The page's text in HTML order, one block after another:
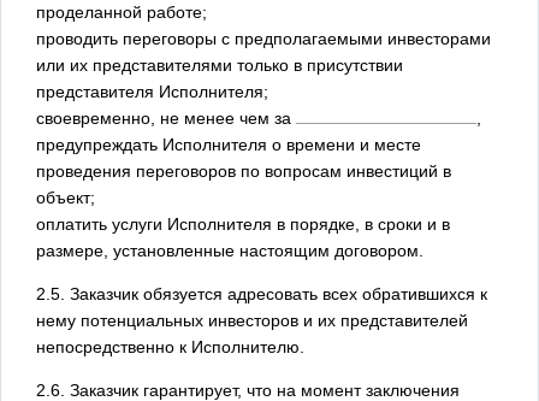
проделанной работе;
проводить переговоры с предполагаемыми инвесторами
или их представителями только в присутствии
представителя Исполнителя;
своевременно, не менее чем за
предупреждать Исполнителя о времени и месте
проведения переговоров по вопросам инвестиций в
объект;
оплатить услуги Исполнителя в порядке, в сроки и в
размере, установленные настоящим договором.
2.5. Заказчик обязуется адресовать всех обратившихся к
нему потенциальных инвесторов и их представителей
непосредственно к Исполнителю.
2.6. Заказчик гарантирует, что на момент заключения